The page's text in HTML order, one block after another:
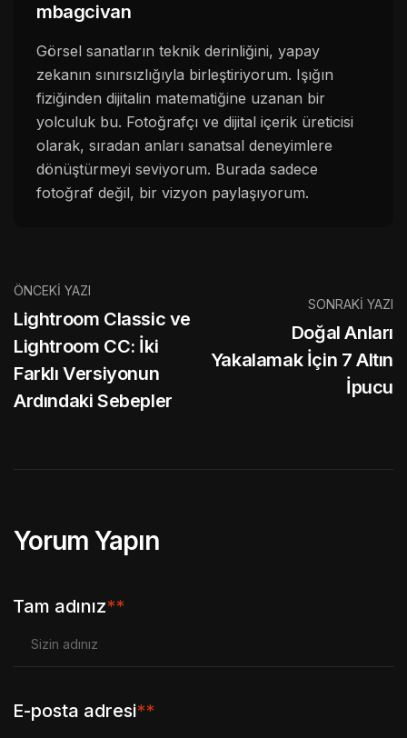
mbagcivan
Görsel sanatların teknik derinliğini, yapay
zekanın sınırsızlığıyla birleştiriyorum. Işığın
fiziğinden dijitalin matematiğine uzanan bir
yolculuk bu. Fotoğrafçı ve dijital içerik üreticisi
olarak, sıradan anları sanatsal deneyimlere
dönüştürmeyi seviyorum. Burada sadece
fotoğraf değil, bir vizyon paylaşıyorum.
ÖNCEKI YAZI
Lightroom Classic ve
Lightroom CC: İki
Farklı Versiyonun
Ardındaki Sebepler
SONRAKI YAZI
Doğal Anları
Yakalamak İçin 7 Altın
İpucu
Yorum Yapın
Tam adınız**
E-posta adresi**